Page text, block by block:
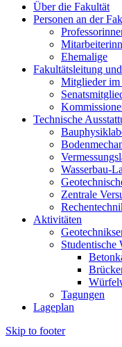
Über die Fakultät
Personen an der
Ehemalige
Fakultätsleitung
Mitglieder im
Technische
Wasserbau-
Zentrale
Aktivitäten
Studentische
Tagungen
Lageplan
Skip to footer